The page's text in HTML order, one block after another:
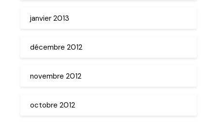
janvier 2013
décembre 2012
novembre 2012
octobre 2012